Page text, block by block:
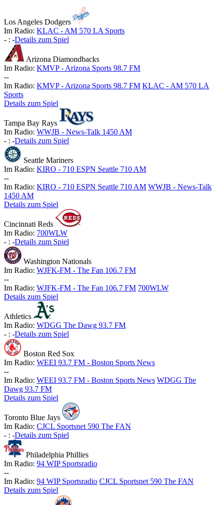
Los Angeles Dodgers
Im Radio: KLAC - AM 570 LA Sports
- : -Details zum Spiel
Arizona Diamondbacks
Im Radio: KMVP - Arizona Sports 98.7 FM
--
Im Radio: KMVP - Arizona Sports 98.7 FM KLAC - AM 570 LA
Sports
Details zum Spiel
Tampa Bay Rays
Im Radio: WWJB - News-Talk 1450 AM
- : -Details zum Spiel
Seattle Mariners
Im Radio: KIRO - 710 ESPN Seattle 710 AM
--
Im Radio: KIRO - 710 ESPN Seattle 710 AM WWJB - News-Talk
1450 AM
Details zum Spiel
Cincinnati Reds
Im Radio: 700WLW
- : -Details zum Spiel
Washington Nationals
Im Radio: WJFK-FM - The Fan 106.7 FM
--
Im Radio: WJFK-FM - The Fan 106.7 FM 700WLW
Details zum Spiel
Athletics
Im Radio: WDGG The Dawg 93.7 FM
- : -Details zum Spiel
Boston Red Sox
Im Radio: WEEI 93.7 FM - Boston Sports News
--
Im Radio: WEEI 93.7 FM - Boston Sports News WDGG The
Dawg 93.7 FM
Details zum Spiel
Toronto Blue Jays
Im Radio: CJCL Sportsnet 590 The FAN
- : -Details zum Spiel
Philadelphia Phillies
Im Radio: 94 WIP Sportsradio
--
Im Radio: 94 WIP Sportsradio CJCL Sportsnet 590 The FAN
Details zum Spiel